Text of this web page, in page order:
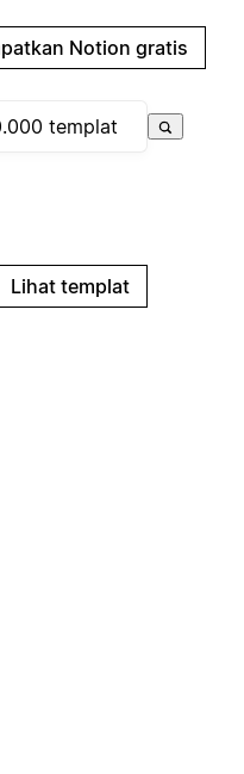
Notion gratis
Lihat templat